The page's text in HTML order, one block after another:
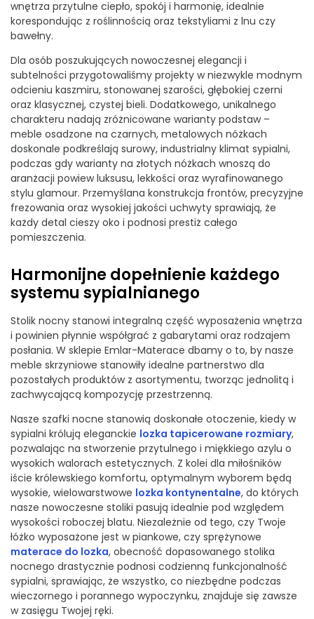
wnętrza przytulne ciepło, spokój i harmonię, idealnie
korespondując z roślinnością oraz tekstyliami z lnu czy
bawełny.
Dla osób poszukujących nowoczesnej elegancji i
subtelności przygotowaliśmy projekty w niezwykle modnym
odcieniu kaszmiru, stonowanej szarości, głębokiej czerni
oraz klasycznej, czystej bieli. Dodatkowego, unikalnego
charakteru nadają zróżnicowane warianty podstaw –
meble osadzone na czarnych, metalowych nóżkach
doskonale podkreślają surowy, industrialny klimat sypialni,
podczas gdy warianty na złotych nóżkach wnoszą do
aranżacji powiew luksusu, lekkości oraz wyrafinowanego
stylu glamour. Przemyślana konstrukcja frontów, precyzyjne
frezowania oraz wysokiej jakości uchwyty sprawiają, że
każdy detal cieszy oko i podnosi prestiż całego
pomieszczenia.
Harmonijne dopełnienie każdego
systemu sypialnianego
Stolik nocny stanowi integralną część wyposażenia wnętrza
i powinien płynnie współgrać z gabarytami oraz rodzajem
posłania. W sklepie Emlar-Materace dbamy o to, by nasze
meble skrzyniowe stanowiły idealne partnerstwo dla
pozostałych produktów z asortymentu, tworząc jednolitą i
zachwycającą kompozycję przestrzenną.
Nasze szafki nocne stanowią doskonałe otoczenie, kiedy w
sypialni królują eleganckie lozka tapicerowane rozmiary,
pozwalając na stworzenie przytulnego i miękkiego azylu o
wysokich walorach estetycznych. Z kolei dla miłośników
iście królewskiego komfortu, optymalnym wyborem będą
wysokie, wielowarstwowe lozka kontynentalne, do których
nasze nowoczesne stoliki pasują idealnie pod względem
wysokości roboczej blatu. Niezależnie od tego, czy Twoje
łóżko wyposażone jest w piankowe, czy sprężynowe
materace do lozka, obecność dopasowanego stolika
nocnego drastycznie podnosi codzienną funkcjonalność
sypialni, sprawiając, że wszystko, co niezbędne podczas
wieczornego i porannego wypoczynku, znajduje się zawsze
w zasięgu Twojej ręki.